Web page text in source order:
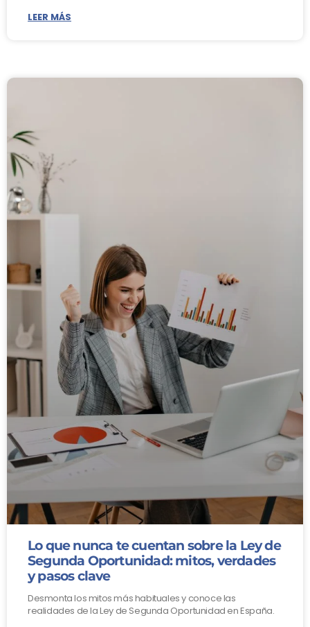
LEER MÁS
Lo que nunca te cuentan sobre la Ley de
Segunda Oportunidad: mitos, verdades
y pasos clave
Desmonta los mitos más habituales y conoce las
realidades de la Ley de Segunda Oportunidad en España.